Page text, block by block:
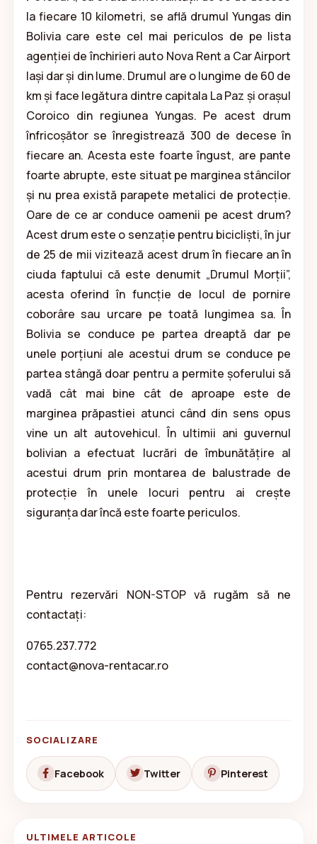
la fiecare 10 kilometri, se află drumul Yungas din
Bolivia care este cel mai periculos de pe lista
agenției de închirieri auto Nova Rent a Car Airport
Iași dar și din lume. Drumul are o lungime de 60 de
km și face legătura dintre capitala La Paz și orașul
Coroico din regiunea Yungas. Pe acest drum
înfricoșător se înregistrează 300 de decese în
fiecare an. Acesta este foarte îngust, are pante
foarte abrupte, este situat pe marginea stâncilor
și nu prea există parapete metalici de protecție.
Oare de ce ar conduce oamenii pe acest drum?
Acest drum este o senzație pentru bicicliști, în jur
de 25 de mii vizitează acest drum în fiecare an în
ciuda faptului că este denumit „Drumul Morții”,
acesta oferind în funcție de locul de pornire
coborâre sau urcare pe toată lungimea sa. În
Bolivia se conduce pe partea dreaptă dar pe
unele porțiuni ale acestui drum se conduce pe
partea stângă doar pentru a permite șoferului să
vadă cât mai bine cât de aproape este de
marginea prăpastiei atunci când din sens opus
vine un alt autovehicul. În ultimii ani guvernul
bolivian a efectuat lucrări de îmbunătățire al
acestui drum prin montarea de balustrade de
protecție în unele locuri pentru ai crește
siguranța dar încă este foarte periculos.
Pentru rezervări NON-STOP vă rugăm să ne
contactați:
0765.237.772
contact@nova-rentacar.ro
SOCIALIZARE
Facebook Twitter Pinterest
ULTIMELE ARTICOLE